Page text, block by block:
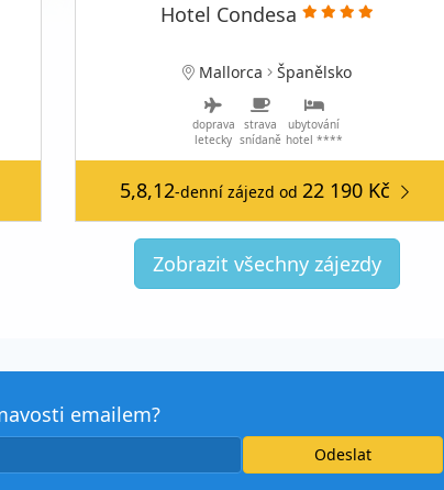
Hotel Condesa
Mallorca Španělsko
doprava
letecky
strava
snídaně
ubytování
hotel ****
5,8,12-denní zájezd od22 190 Kč
Zobrazit všechny zájezdy
emailem?